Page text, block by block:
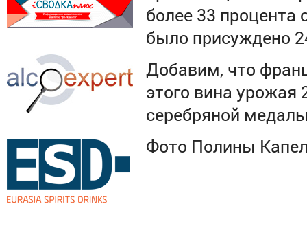
более 33 процента
было присуждено
Добавим, что
этого вина урожая
серебряной
Фото Полины